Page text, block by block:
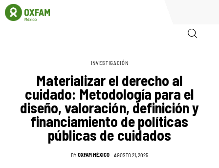
Quienes somos
Igualadas
Biblioteca
INVESTIGACIÓN
Materializar el derecho al
cuidado: Metodología para el
diseño, valoración, definición y
financiamiento de políticas
públicas de cuidados
BY OXFAM MÉXICO AGOSTO 21, 2025